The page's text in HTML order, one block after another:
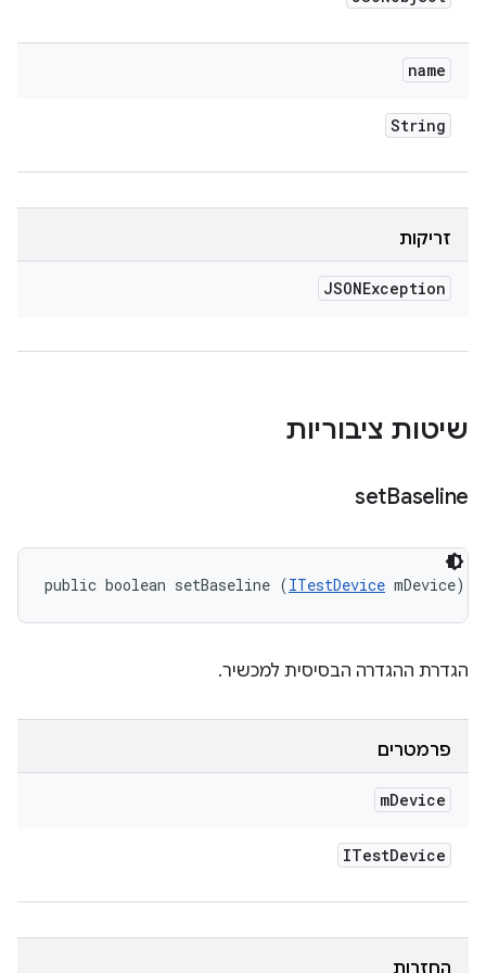
name
String
זריקות
JSONException
שיטות ציבוריות
setBaseline
public boolean setBaseline (ITestDevice mDevice)
הגדרת ההגדרה הבסיסית למכשיר.
פרמטרים
mDevice
ITestDevice
החזרות